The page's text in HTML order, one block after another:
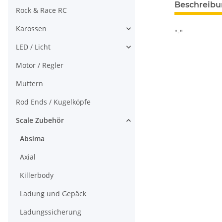
"-"
Rock & Race RC
Karossen
LED / Licht
Motor / Regler
Muttern
Rod Ends / Kugelköpfe
Scale Zubehör
Absima
Axial
Killerbody
Ladung und Gepäck
Ladungssicherung